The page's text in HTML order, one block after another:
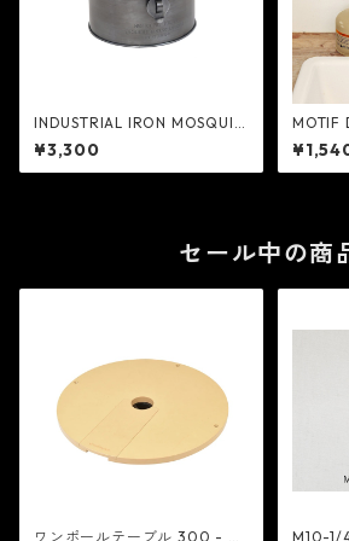
INDUSTRIAL IRON MOSQUIT
O COIL BOX - POST GENER
AL
¥3,300
MOTIF
- POST
セール中の商
ワンポールテーブル 300 - be
M10-1/